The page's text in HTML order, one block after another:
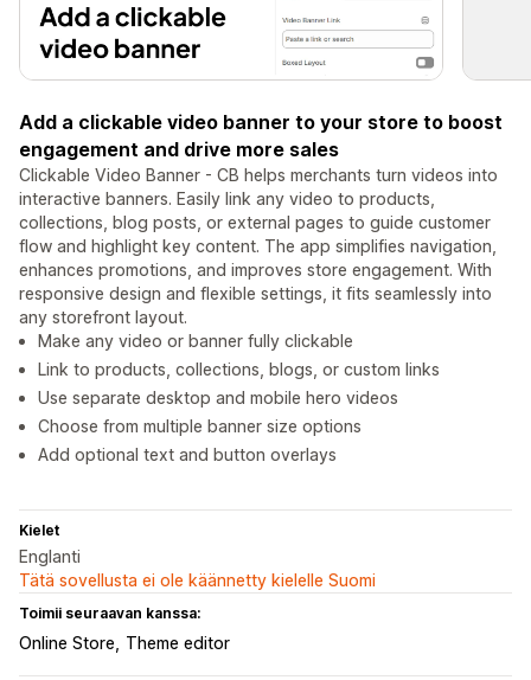
Add a clickable video banner to your store to boost
engagement and drive more sales
Clickable Video Banner - CB helps merchants turn videos into
interactive banners. Easily link any video to products,
collections, blog posts, or external pages to guide customer
flow and highlight key content. The app simplifies navigation,
enhances promotions, and improves store engagement. With
responsive design and flexible settings, it fits seamlessly into
any storefront layout.
Make any video or banner fully clickable
Link to products, collections, blogs, or custom links
Use separate desktop and mobile hero videos
Choose from multiple banner size options
Add optional text and button overlays
Kielet
Englanti
Tätä sovellusta ei ole käännetty kielelle Suomi
Toimii seuraavan kanssa:
Online Store Theme editor